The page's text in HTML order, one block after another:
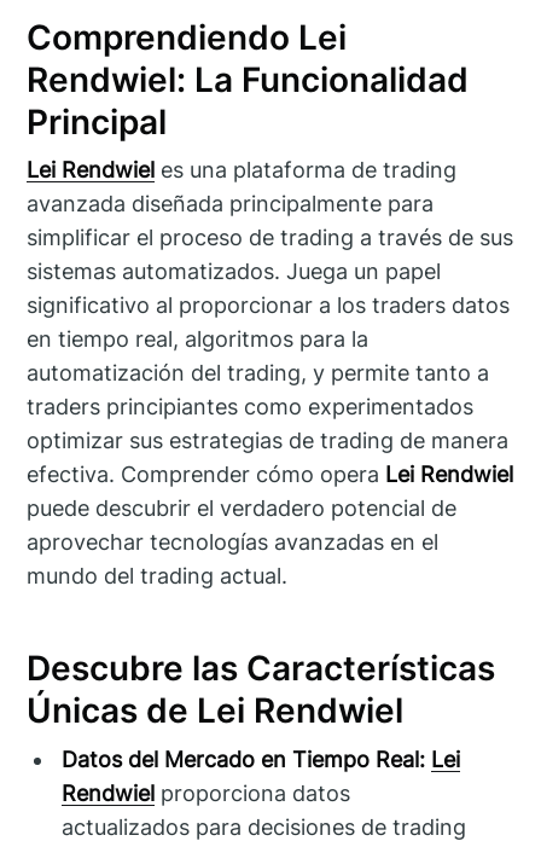
Comprendiendo Lei
Rendwiel: La Funcionalidad
Principal
Lei Rendwiel es una plataforma de trading
avanzada diseñada principalmente para
simplificar el proceso de trading a través de sus
sistemas automatizados. Juega un papel
significativo al proporcionar a los traders datos
en tiempo real, algoritmos para la
automatización del trading, y permite tanto a
traders principiantes como experimentados
optimizar sus estrategias de trading de manera
efectiva. Comprender cómo opera Lei Rendwiel
puede descubrir el verdadero potencial de
aprovechar tecnologías avanzadas en el
mundo del trading actual.
Descubre las Características
Únicas de Lei Rendwiel
Datos del Mercado en Tiempo Real: Lei
Rendwiel proporciona datos
actualizados para decisiones de trading